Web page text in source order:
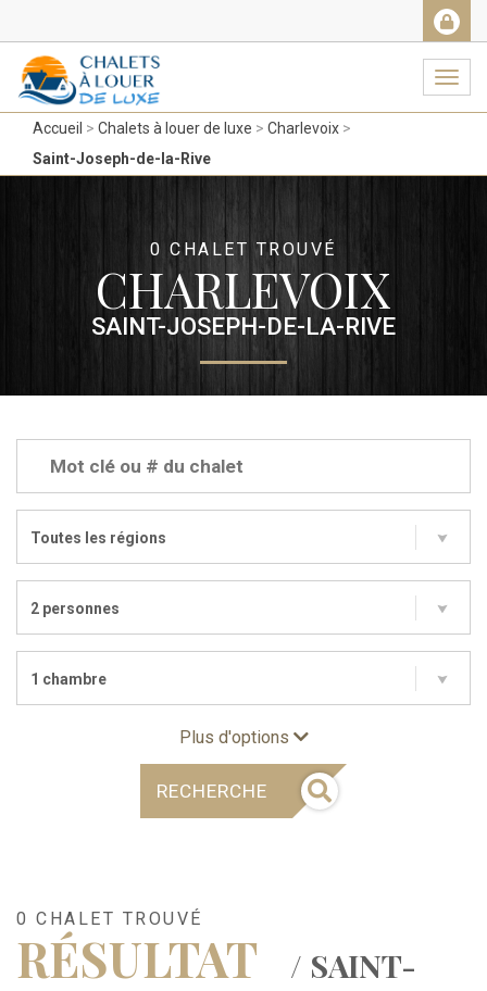
Accueil Chalets à louer de luxe
Charlevoix
Saint-Joseph-de-la-Rive
0 CHALET TROUVÉ
CHARLEVOIX
SAINT-JOSEPH-DE-LA-RIVE
Toutes les régions
2 personnes
1 chambre
Plus d'options
RECHERCHE
0 CHALET TROUVÉ
RÉSULTAT
/ SAINT-